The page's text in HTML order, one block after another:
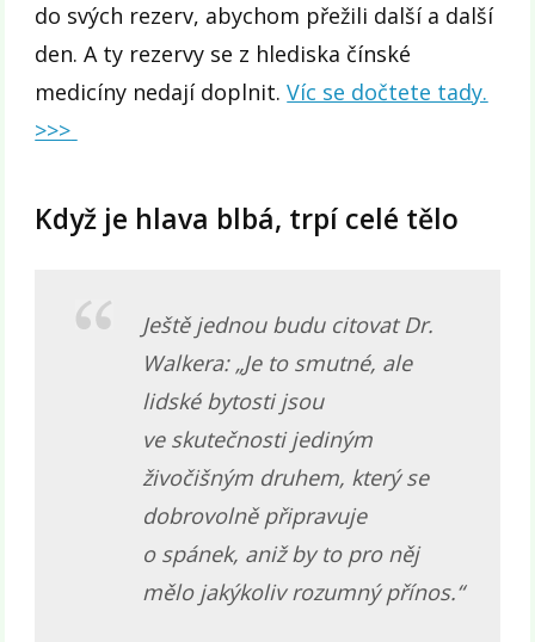
do svých rezerv, abychom přežili další a další
den. A ty rezervy se z hlediska čínské
medicíny nedají doplnit.Víc se dočtete tady.
>>>
Když je hlava blbá, trpí celé tělo
Ještě jednou budu citovat Dr.
Walkera: „Je to smutné, ale
lidské bytosti jsou
ve skutečnosti jediným
živočišným druhem, který se
dobrovolně připravuje
o spánek, aniž by to pro něj
mělo jakýkoliv rozumný přínos.“